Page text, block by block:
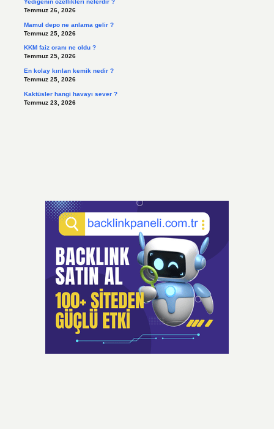
Yedigenin özellikleri nelerdir ?
Temmuz 26, 2026
Mamul depo ne anlama gelir ?
Temmuz 25, 2026
KKM faiz oranı ne oldu ?
Temmuz 25, 2026
En kolay kırılan kemik nedir ?
Temmuz 25, 2026
Kaktüsler hangi havayı sever ?
Temmuz 23, 2026